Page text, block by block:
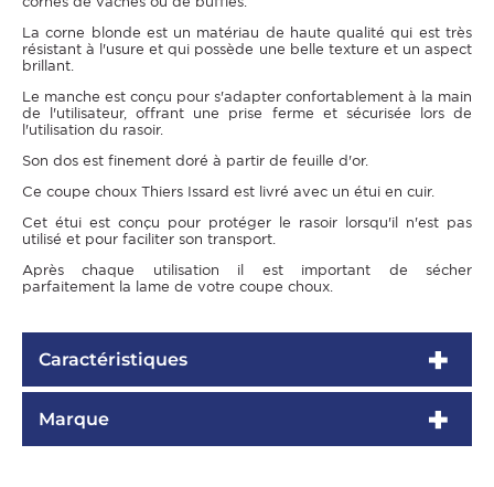
La corne blonde est un matériau de haute qualité qui est très
résistant à l'usure et qui possède une belle texture et un aspect
brillant.
Le manche est conçu pour s'adapter confortablement à la main
de l'utilisateur, offrant une prise ferme et sécurisée lors de
l'utilisation du rasoir.
Son dos est finement doré à partir de feuille d'or.
Ce coupe choux Thiers Issard est livré avec un étui en cuir.
Cet étui est conçu pour protéger le rasoir lorsqu'il n'est pas
utilisé et pour faciliter son transport.
Après chaque utilisation il est important de sécher
parfaitement la lame de votre coupe choux.
Caractéristiques
Marque